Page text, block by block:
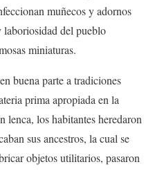
muñecos y adornos
laboriosidad del pueblo
miniaturas.
buena parte a tradiciones
prima apropiada en la
los habitantes heredaron
sus ancestros, la cual se
objetos utilitarios, pasaron